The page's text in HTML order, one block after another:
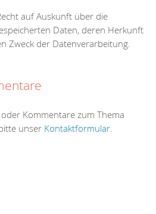
auf Auskunft über die
Daten, deren Herkunft
Zweck der Datenverarbeitung.
Kommentare zum Thema
unser Kontaktformular